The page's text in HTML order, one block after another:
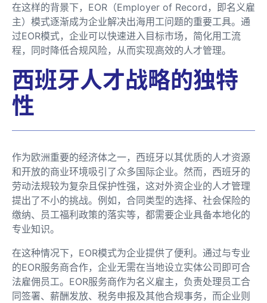
在这样的背景下，EOR（Employer of Record，即名义雇
主）模式逐渐成为企业解决出海用工问题的重要工具。通
过EOR模式，企业可以快速进入目标市场，简化用工流
程，同时降低合规风险，从而实现高效的人才管理。
西班牙人才战略的独特
性
作为欧洲重要的经济体之一，西班牙以其优质的人才资源
和开放的商业环境吸引了众多国际企业。然而，西班牙的
劳动法规较为复杂且保护性强，这对外资企业的人才管理
提出了不小的挑战。例如，合同类型的选择、社会保险的
缴纳、员工福利政策的落实等，都需要企业具备本地化的
专业知识。
在这种情况下，EOR模式为企业提供了便利。通过与专业
的EOR服务商合作，企业无需在当地设立实体公司即可合
法雇佣员工。EOR服务商作为名义雇主，负责处理员工合
同签署、薪酬发放、税务申报及其他合规事务，而企业则